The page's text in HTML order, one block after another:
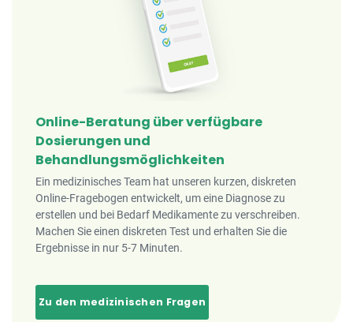
Online-Beratung über verfügbare
Dosierungen und
Behandlungsmöglichkeiten
Ein medizinisches Team hat unseren kurzen, diskreten
Online-Fragebogen entwickelt, um eine Diagnose zu
erstellen und bei Bedarf Medikamente zu verschreiben.
Machen Sie einen diskreten Test und erhalten Sie die
Ergebnisse in nur 5-7 Minuten.
Zu den medizinischen Fragen